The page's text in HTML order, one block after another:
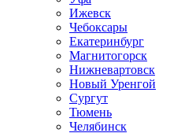
Ижевск
Чебоксары
Екатеринбург
Магнитогорск
Нижневартовск
Новый Уренгой
Сургут
Тюмень
Челябинск